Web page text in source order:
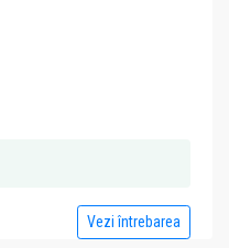
Vezi întrebarea